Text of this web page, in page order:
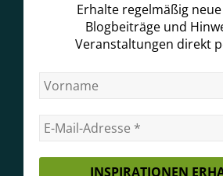
Erhalte regelmäßig
Blogbeiträge und
Veranstaltungen direkt